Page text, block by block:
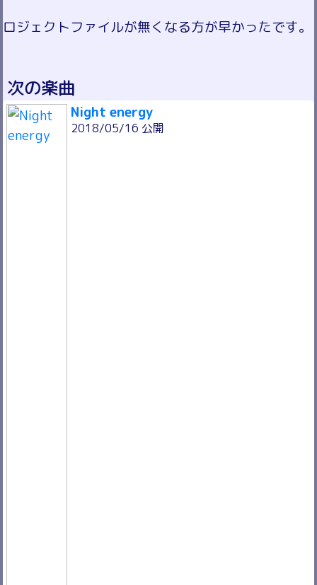
ロジェクトファイルが無くなる方が早かったです。
次の楽曲
Night energy
2018/05/16 公開